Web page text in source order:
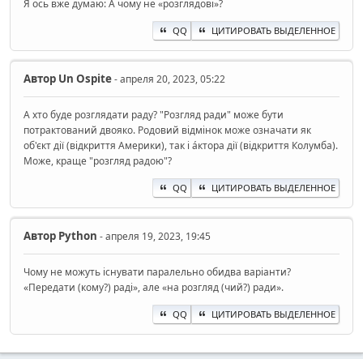
Я ось вже думаю: А чому не «розглядові»?
QQ ЦИТИРОВАТЬ ВЫДЕЛЕННОЕ
Автор Un Ospite- апреля 20, 2023, 05:22
А хто буде розглядати раду? "Розгляд ради" може бути
потрактований двояко. Родовий відмінок може означати як
об'єкт дії (відкриття Америки), так і áктора дії (відкриття Колумба).
Може, краще "розгляд радою"?
QQ ЦИТИРОВАТЬ ВЫДЕЛЕННОЕ
Автор Python - апреля 19, 2023, 19:45
Чому не можуть існувати паралельно обидва варіанти?
«Передати (кому?) раді», але «на розгляд (чий?) ради».
QQ ЦИТИРОВАТЬ ВЫДЕЛЕННОЕ